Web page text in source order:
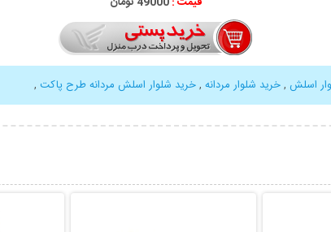
اسلش ,خرید شلوار مردانه ,خرید شلوار اسلش مردانه طرح پاکت ,